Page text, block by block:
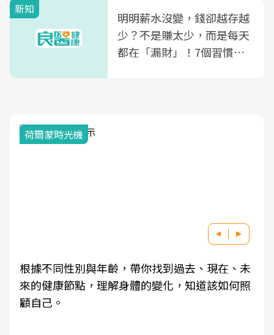
新知
明明薪水沒變，錢卻越存越
少？不是賺太少，而是每天
都在「漏財」！7個習慣一
荷爾蒙時光機
根據不同性別與年齡，帶你找到過去、現在、未
來的健康節點，理解身體的變化，知道該如何照
顧自己。